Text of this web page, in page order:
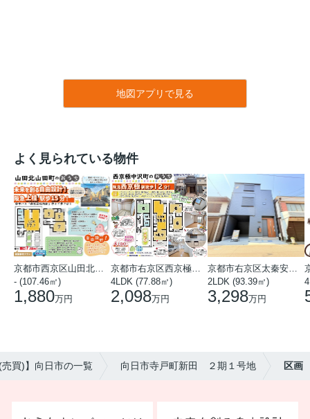
地図アプリで見る
よく見られている物件
- (107.46㎡)
1,880万円
4LDK (77.88㎡)
2,098万円
2LDK (93.39㎡)
3,298万円
買)】向日市の一覧 向日市寺戸町新田 ２期１号地 区画